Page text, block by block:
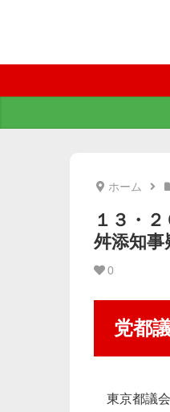
ホーム
１３・
舛添知事
0
党都
東京都議会